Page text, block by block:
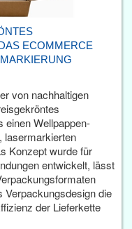
ECOMMERCE
von nachhaltigen
einen Wellpappen-
lasermarkierten
Konzept wurde für
entwickelt, lässt
Verpackungsdesign die
der Lieferkette